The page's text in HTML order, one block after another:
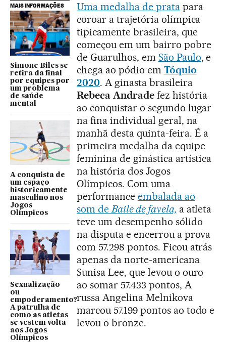
MAIS INFORMAÇÕES
Simone Biles se
retira da final
por equipes por
um problema
de saúde
mental
A conquista de
um espaço
historicamente
masculino nos
Jogos
Olímpicos
Sexualização
ou
empoderamento?
A patrulha de
como as atletas
se vestem volta
aos Jogos
Olímpicos
Uma medalha de pratapara
coroar a trajetória olímpica
tipicamente brasileira, que
começou em um bairro pobre
de Guarulhos, em São Paulo, e
chega ao pódio em Tóquio
2020. A ginasta brasileira
Rebeca Andrade fez história
ao conquistar o segundo lugar
na fina individual geral, na
manhã desta quinta-feira. É a
primeira medalha da equipe
feminina de ginástica artística
na história dos Jogos
Olímpicos. Com uma
performance embalada ao
som deBaile de favela, a atleta
teve um desempenho sólido
na disputa e encerrou a prova
com 57.298 pontos. Ficou atrás
apenas da norte-americana
Sunisa Lee, que levou o ouro
ao somar 57.433 pontos, A
russa Angelina Melnikova
marcou 57.199 pontos ao todo e
levou o bronze.